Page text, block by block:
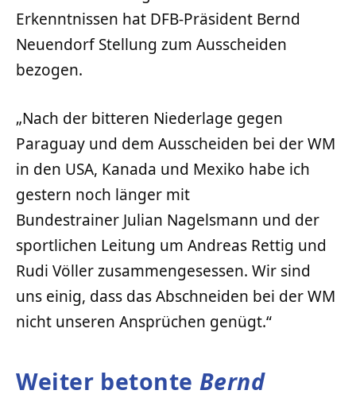
Erkenntnissen hat DFB-Präsident Bernd
Neuendorf Stellung zum Ausscheiden
bezogen.
„Nach der bitteren Niederlage gegen
Paraguay und dem Ausscheiden bei der WM
in den USA, Kanada und Mexiko habe ich
gestern noch länger mit
Bundestrainer Julian Nagelsmann und der
sportlichen Leitung um Andreas Rettig und
Rudi Völler zusammengesessen. Wir sind
uns einig, dass das Abschneiden bei der WM
nicht unseren Ansprüchen genügt.“
Weiter betonte Bernd